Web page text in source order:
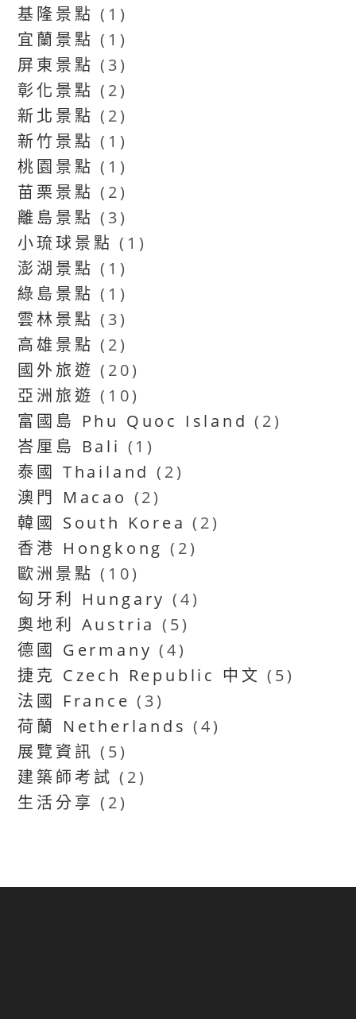
基隆景點 (1)
宜蘭景點 (1)
屏東景點 (3)
彰化景點 (2)
新北景點 (2)
新竹景點 (1)
桃園景點 (1)
苗栗景點 (2)
離島景點 (3)
小琉球景點 (1)
澎湖景點 (1)
綠島景點 (1)
雲林景點 (3)
高雄景點 (2)
國外旅遊 (20)
亞洲旅遊 (10)
富國島 Phu Quoc Island (2)
峇厘島 Bali (1)
泰國 Thailand (2)
澳門 Macao (2)
韓國 South Korea (2)
香港 Hongkong (2)
歐洲景點 (10)
匈牙利 Hungary (4)
奧地利 Austria (5)
德國 Germany (4)
捷克 Czech Republic 中文 (5)
法國 France (3)
荷蘭 Netherlands (4)
展覽資訊 (5)
建築師考試 (2)
生活分享 (2)